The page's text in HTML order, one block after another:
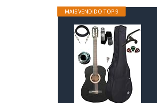
MAIS VENDIDO TOP 9